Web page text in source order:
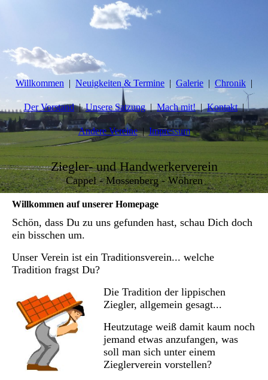
Willkommen Neuigkeiten & Termine Galerie Chronik
Der Vorstand Unsere Satzung Mach mit! Kontakt
Andere Vereine Impressum
Ziegler- und Handwerkerverein
Cappel - Mossenberg - Wöhren
Willkommen auf unserer Homepage
Schön, dass Du zu uns gefunden hast, schau Dich doch
ein bisschen um.
Unser Verein ist ein Traditionsverein... welche
Tradition fragst Du?
Die Tradition der lippischen
Ziegler, allgemein gesagt...
Heutzutage weiß damit kaum noch
jemand etwas anzufangen, was
soll man sich unter einem
Zieglerverein vorstellen?